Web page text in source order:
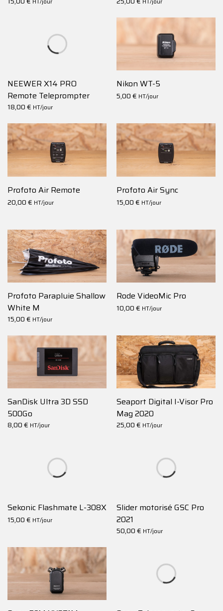
NEEWER X14 PRO
Remote Teleprompter
18,00€ HT/jour
Nikon WT-5
5,00€ HT/jour
Profoto Air Remote
20,00€ HT/jour
Profoto Air Sync
15,00€ HT/jour
Profoto Parapluie Shallow
White M
15,00€ HT/jour
Rode VideoMic Pro
10,00€ HT/jour
SanDisk Ultra 3D SSD
500Go
8,00€ HT/jour
Seaport Digital I-Visor Pro
Mag 2020
25,00€ HT/jour
Sekonic Flashmate L-308X
15,00€ HT/jour
Slider motorisé GSC Pro
2021
50,00€ HT/jour